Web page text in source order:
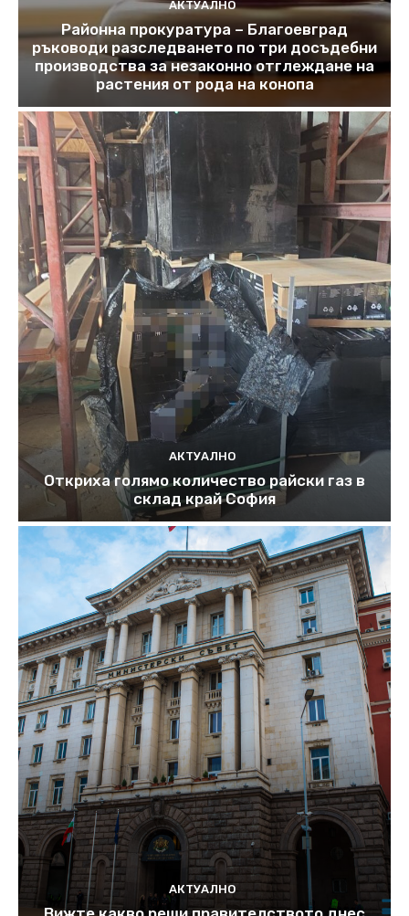
АКТУАЛНО
Районна прокуратура – Благоевград
ръководи разследването по три досъдебни
производства за незаконно отглеждане на
растения от рода на конопа
АКТУАЛНО
Откриха голямо количество райски газ в
склад край София
АКТУАЛНО